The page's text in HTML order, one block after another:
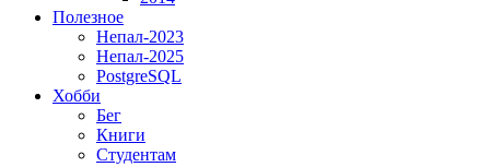
Полезное
Непал-2023
Непал-2025
PostgreSQL
Хобби
Бег
Книги
Студентам